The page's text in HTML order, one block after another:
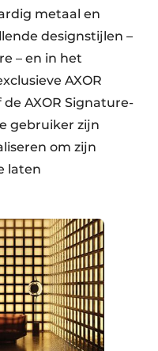
metaal en
designstijlen –
– en in het
AXOR
AXOR Signature-
gebruiker zijn
om zijn
laten